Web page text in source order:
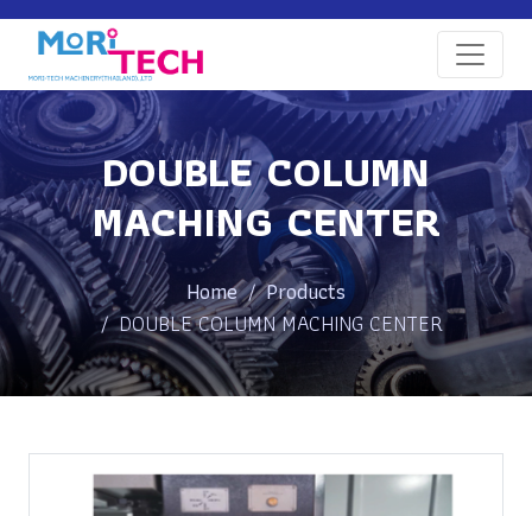
DOUBLE COLUMN
MACHING CENTER
Home
Products
DOUBLE COLUMN MACHING CENTER